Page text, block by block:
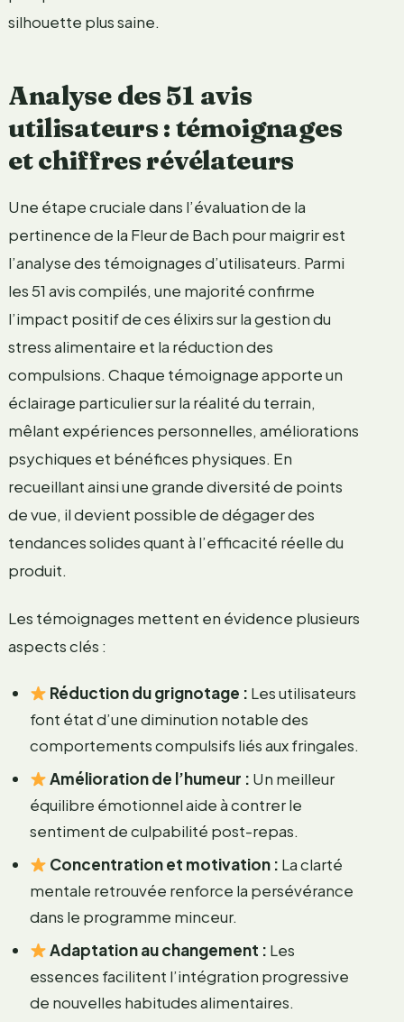
silhouette plus saine.
Analyse des 51 avis
utilisateurs : témoignages
et chiffres révélateurs
Une étape cruciale dans l’évaluation de la
pertinence de la Fleur de Bach pour maigrir est
l’analyse des témoignages d’utilisateurs. Parmi
les 51 avis compilés, une majorité confirme
l’impact positif de ces élixirs sur la gestion du
stress alimentaire et la réduction des
compulsions. Chaque témoignage apporte un
éclairage particulier sur la réalité du terrain,
mêlant expériences personnelles, améliorations
psychiques et bénéfices physiques. En
recueillant ainsi une grande diversité de points
de vue, il devient possible de dégager des
tendances solides quant à l’efficacité réelle du
produit.
Les témoignages mettent en évidence plusieurs
aspects clés :
Réduction du grignotage : Les utilisateurs
font état d’une diminution notable des
comportements compulsifs liés aux fringales.
Amélioration de l’humeur : Un meilleur
équilibre émotionnel aide à contrer le
sentiment de culpabilité post-repas.
Concentration et motivation : La clarté
mentale retrouvée renforce la persévérance
dans le programme minceur.
Adaptation au changement : Les
essences facilitent l’intégration progressive
de nouvelles habitudes alimentaires.